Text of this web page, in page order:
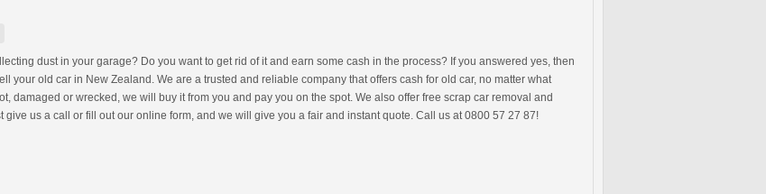
dust in your garage? Do you want to get rid of it and earn some cash in the process? If you answered yes, then
your old car in New Zealand. We are a trusted and reliable company that offers cash for old car, no matter what
damaged or wrecked, we will buy it from you and pay you on the spot. We also offer free scrap car removal and
us a call or fill out our online form, and we will give you a fair and instant quote. Call us at 0800 57 27 87!